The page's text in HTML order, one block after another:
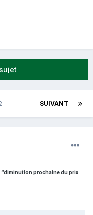
SUIVANT
“diminution prochaine du prix